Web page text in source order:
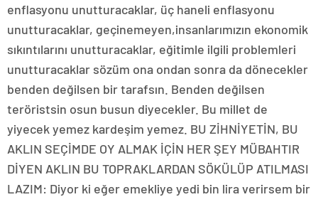
enflasyonu unutturacaklar, üç haneli enflasyonu
unutturacaklar, geçinemeyen,insanlarımızın ekonomik
sıkıntılarını unutturacaklar, eğitimle ilgili problemleri
unutturacaklar sözüm ona ondan sonra da dönecekler
benden değilsen bir tarafsın. Benden değilsen
teröristsin osun busun diyecekler. Bu millet de
yiyecek yemez kardeşim yemez. BU ZİHNİYETİN, BU
AKLIN SEÇİMDE OY ALMAK İÇİN HER ŞEY MÜBAHTIR
DİYEN AKLIN BU TOPRAKLARDAN SÖKÜLÜP ATILMASI
LAZIM: Diyor ki eğer emekliye yedi bin lira verirsem bir